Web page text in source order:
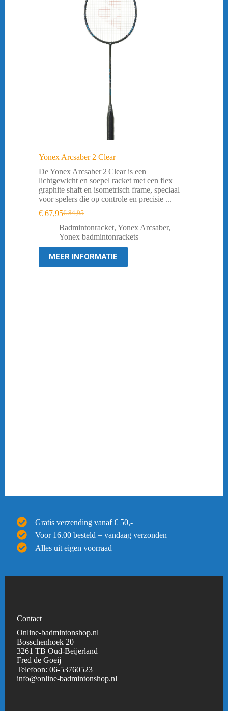
Yonex Arcsaber 2 Clear
De Yonex Arcsaber 2 Clear is een
lichtgewicht en soepel racket met een flex
graphite shaft en isometrisch frame, speciaal
voor spelers die op controle en precisie ...
€84,95
Oorspronkelijke
prijs
was:
€ 67,95Huidige
prijs
is:
Badmintonracket, Yonex Arcsaber,
Yonex badmintonrackets
MEER INFORMATIE
Gratis verzending vanaf € 50,-
Voor 16.00 besteld = vandaag verzonden
Alles uit eigen voorraad
Contact
Online-badmintonshop.nl
Bosschenhoek 20
3261 TB Oud-Beijerland
Fred de Goeij
Telefoon:06-53760523
info@online-badmintonshop.nl